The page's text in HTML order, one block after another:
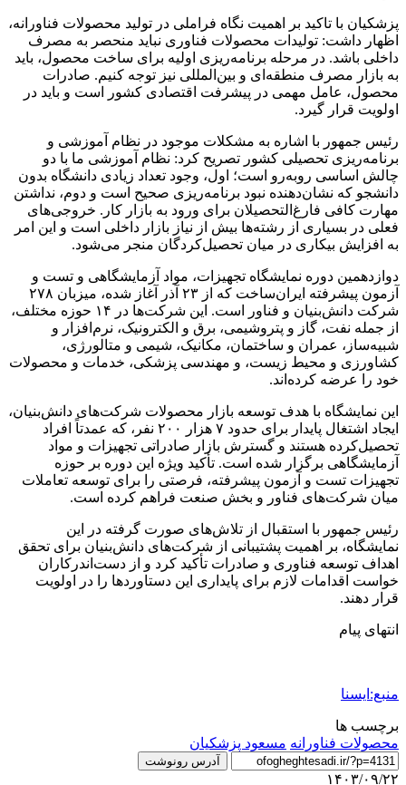
پزشکیان با تاکید بر اهمیت نگاه فراملی در تولید محصولات فناورانه،
اظهار داشت: تولیدات محصولات فناوری نباید منحصر به مصرف
داخلی باشد. در مرحله برنامه‌ریزی اولیه برای ساخت محصول، باید
به بازار مصرف منطقه‌ای و بین‌المللی نیز توجه کنیم. صادرات
محصول، عامل مهمی در پیشرفت اقتصادی کشور است و باید در
اولویت قرار گیرد.
رئیس جمهور با اشاره به مشکلات موجود در نظام آموزشی و
برنامه‌ریزی تحصیلی کشور تصریح کرد: نظام آموزشی ما با دو
چالش اساسی روبه‌رو است؛ اول، وجود تعداد زیادی دانشگاه بدون
دانشجو که نشان‌دهنده نبود برنامه‌ریزی صحیح است و دوم، نداشتن
مهارت کافی فارغ‌التحصیلان برای ورود به بازار کار. خروجی‌های
فعلی در بسیاری از رشته‌ها بیش از نیاز بازار داخلی است و این امر
به افزایش بیکاری در میان تحصیل‌کردگان منجر می‌شود.
دوازدهمین دوره نمایشگاه تجهیزات، مواد آزمایشگاهی و تست و
آزمون پیشرفته ایران‌ساخت که از ۲۳ آذر آغاز شده، میزبان ۲۷۸
شرکت دانش‌بنیان و فناور است. این شرکت‌ها در ۱۴ حوزه مختلف،
از جمله نفت، گاز و پتروشیمی، برق و الکترونیک، نرم‌افزار و
شبیه‌ساز، عمران و ساختمان، مکانیک، شیمی و متالورژی،
کشاورزی و محیط زیست، و مهندسی پزشکی، خدمات و محصولات
خود را عرضه کرده‌اند.
این نمایشگاه با هدف توسعه بازار محصولات شرکت‌های دانش‌بنیان،
ایجاد اشتغال پایدار برای حدود ۷ هزار ۲۰۰ نفر، که عمدتاً افراد
تحصیل‌کرده هستند و گسترش بازار صادراتی تجهیزات و مواد
آزمایشگاهی برگزار شده است. تأکید ویژه این دوره بر حوزه
تجهیزات تست و آزمون پیشرفته، فرصتی را برای توسعه تعاملات
میان شرکت‌های فناور و بخش صنعت فراهم کرده است.
رئیس جمهور با استقبال از تلاش‌های صورت گرفته در این
نمایشگاه، بر اهمیت پشتیبانی از شرکت‌های دانش‌بنیان برای تحقق
اهداف توسعه فناوری و صادرات تأکید کرد و از دست‌اندرکاران
خواست اقدامات لازم برای پایداری این دستاوردها را در اولویت
قرار دهند.
انتهای پیام
منبع:ایسنا
برچسب ها
محصولات فناورانه مسعود پزشکیان
آدرس رونوشت
۱۴۰۳/۰۹/۲۲